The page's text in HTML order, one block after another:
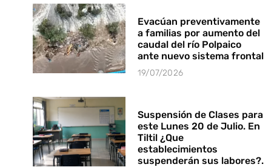
Evacúan preventivamente
a familias por aumento del
caudal del río Polpaico
ante nuevo sistema frontal
19/07/2026
Suspensión de Clases para
este Lunes 20 de Julio. En
Tiltil ¿Que
establecimientos
suspenderán sus labores?.